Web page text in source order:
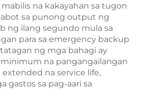
na kakayahan sa tugon
sa punong output ng
ng ilang segundo mula sa
para sa emergency backup
ng mga bahagi ay
na pangangailangan
na service life,
gastos sa pag-aari sa